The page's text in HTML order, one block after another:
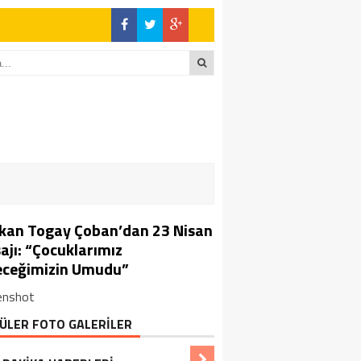
Togay Çoban’dan 23 Nisan
“Çocuklarımız
Umudu”
FOTO GALERİLER